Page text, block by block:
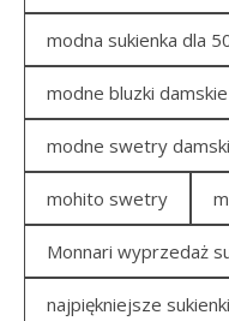
modna sukienka dla
modne bluzki damskie
modne swetry
mohito swetry
Monnari wyprzedaż
najpiękniejsze